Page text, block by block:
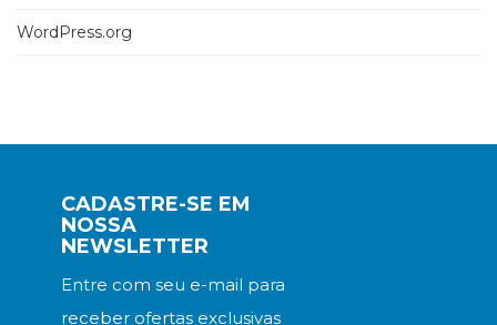
WordPress.org
CADASTRE-SE EM
NOSSA
NEWSLETTER
Entre com seu e-mail para
receber ofertas exclusivas